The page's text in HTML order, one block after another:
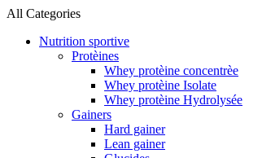
All Categories
Nutrition sportive
Protèines
Whey protèine concentrèe
Whey protèine Isolate
Whey protèine Hydrolysée
Gainers
Hard gainer
Lean gainer